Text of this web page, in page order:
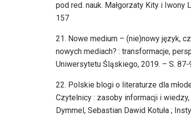
pod red. nauk. Małgorzaty Kity i
157
21. Nowe medium – (nie)nowy język,
nowych mediach? : transformacje,
Uniwersytetu Śląskiego, 2019. – S. 87-
22. Polskie blogi o literaturze dla
Czytelnicy : zasoby informacji i
Dymmel, Sebastian Dawid Kotuła ;